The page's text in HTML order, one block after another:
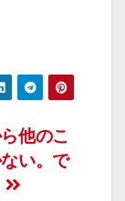
他のこ
い。で